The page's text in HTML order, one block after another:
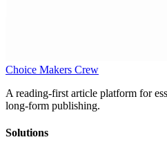
Choice Makers Crew
A reading-first article platform for
long-form publishing.
Solutions